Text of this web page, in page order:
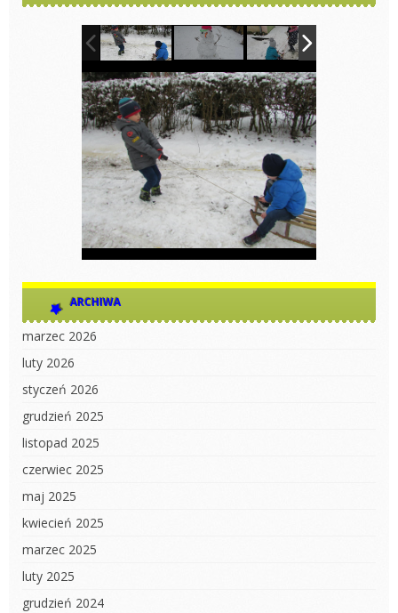
ARCHIWA
marzec 2026
luty 2026
styczeń 2026
grudzień 2025
listopad 2025
czerwiec 2025
maj 2025
kwiecień 2025
marzec 2025
luty 2025
grudzień 2024